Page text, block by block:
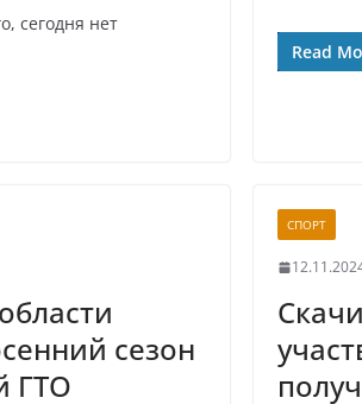
сегодня нет
Read
сезон
ГТО
СПОРТ